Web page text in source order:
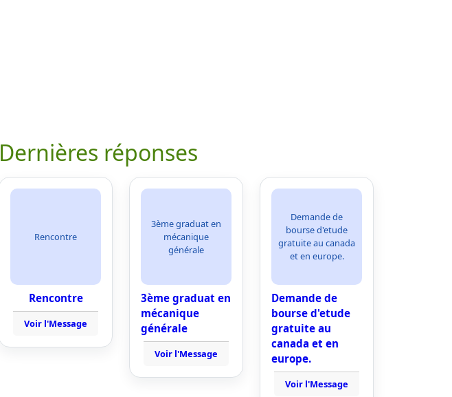
Dernières réponses
Rencontre
Rencontre
Voir l'Message
3ème graduat en
mécanique
générale
3ème graduat en
mécanique
générale
Voir l'Message
Demande de
bourse d'etude
gratuite au canada
et en europe.
Demande de
bourse d'etude
gratuite au
canada et en
europe.
Voir l'Message